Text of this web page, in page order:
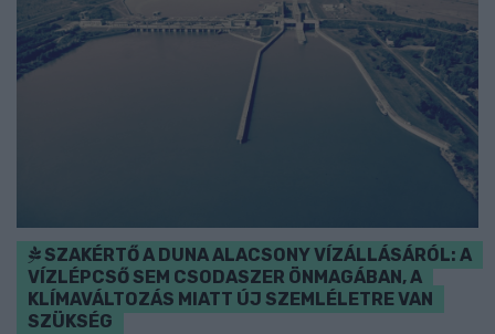
SZAKÉRTŐ A DUNA ALACSONY VÍZÁLLÁSÁRÓL: A
VÍZLÉPCSŐ SEM CSODASZER ÖNMAGÁBAN, A
KLÍMAVÁLTOZÁS MIATT ÚJ SZEMLÉLETRE VAN
SZÜKSÉG